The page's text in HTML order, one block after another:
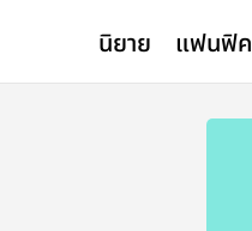
นิยาย แฟนฟิค